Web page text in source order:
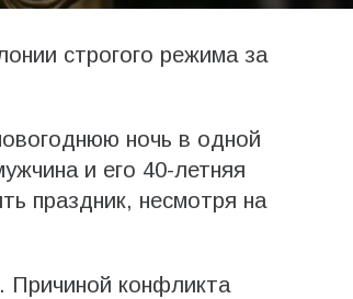
строгого режима за
ночь в одной
и его 40-летняя
праздник, несмотря на
Причиной конфликта